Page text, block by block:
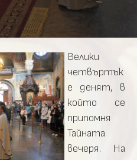
Велики
четвъртък
е денят, в
който се
припомня
Тайната
вечеря. На